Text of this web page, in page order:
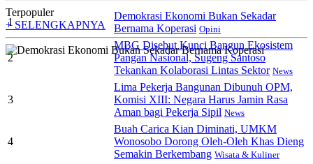
Terpopuler
+ SELENGKAPNYA
1
Demokrasi Ekonomi Bukan Sekadar
Bernama Koperasi Opini
2
MBG Disebut Kunci Bangun Ekosistem
Pangan Nasional, Sugeng Santoso
Tekankan Kolaborasi Lintas Sektor News
3
Lima Pekerja Bangunan Dibunuh OPM,
Komisi XIII: Negara Harus Jamin Rasa
Aman bagi Pekerja Sipil News
4
Buah Carica Kian Diminati, UMKM
Wonosobo Dorong Oleh-Oleh Khas Dieng
Semakin Berkembang Wisata & Kuliner